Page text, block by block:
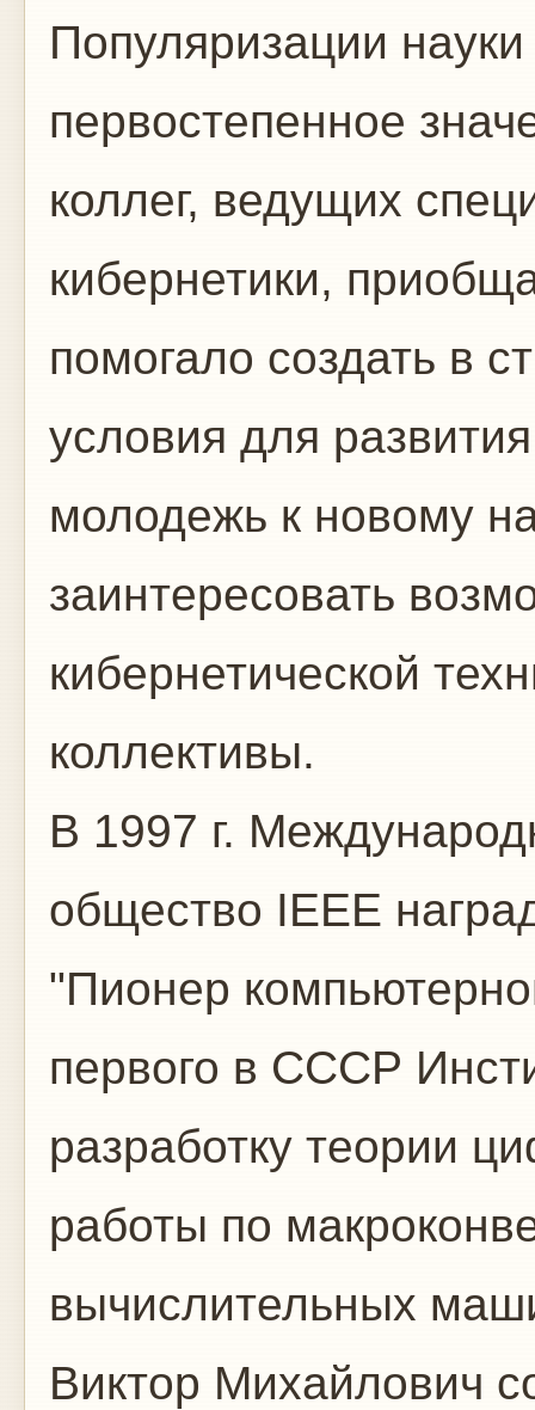
Популяризации
первостепенное
коллег, ведущих
кибернетики,
помогало создать в
условия для
молодежь к новому
заинтересовать
кибернетической
коллективы.
В 1997 г.
общество ІЕЕЕ
"Пионер
первого в СССР
разработку теории
работы по
вычислительных
Виктор Михайлович